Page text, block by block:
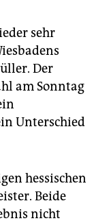
sehr
Der
am Sonntag
Unterschied
hessischen
Beide
nicht